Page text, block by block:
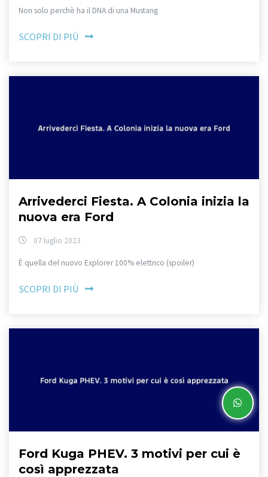
Non solo perchè ha il DNA di una Mustang
SCOPRI DI PIÙ
Arrivederci Fiesta. A Colonia inizia la
nuova era Ford
07 luglio 2023
È quella del nuovo Explorer 100% elettrico (spoiler)
SCOPRI DI PIÙ
Ford Kuga PHEV. 3 motivi per cui è
così apprezzata